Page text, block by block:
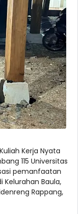
Kerja Nyata
115 Universitas
pemanfaatan
Baula,
Rappang,